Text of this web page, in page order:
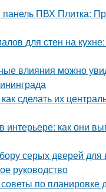
панель ПВХ Плитка:
для стен на
влияния можно
сделать их
как они
серых дверей для
руководство
по планировке